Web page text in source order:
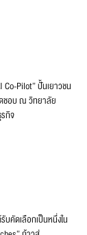
Co-Pilot” ปั้นเยาวชน
ดชอบ ณ วิทยาลัย
กิจ
บคัดเลือกเป็นหนึ่งใน